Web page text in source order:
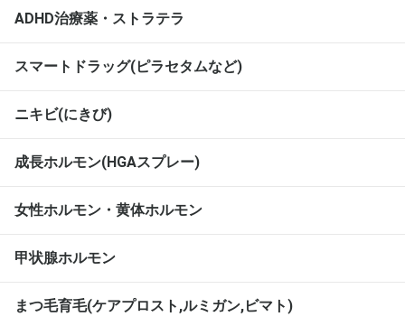
ADHD治療薬・ストラテラ
スマートドラッグ(ピラセタムなど)
ニキビ(にきび)
成長ホルモン(HGAスプレー)
女性ホルモン・黄体ホルモン
甲状腺ホルモン
まつ毛育毛(ケアプロスト,ルミガン,ビマト)